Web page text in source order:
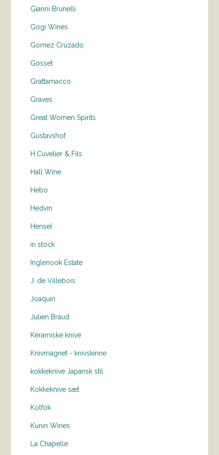
Gianni Brunelli
Gogi Wines
Gomez Cruzado
Gosset
Grattamacco
Graves
Great Women Spirits
Gustavshof
H.Cuvelier & Fils
Hall Wine
Hebo
Hedvin
Hensel
in stock
Inglenook Estate
J. de Villebois
Joaquin
Julien Braud
Keramiske knive
Knivmagnet - knivskinne
kokkeknive Japansk stil
Kokkeknive sæt
Kolfok
Kunin Wines
La Chapelle